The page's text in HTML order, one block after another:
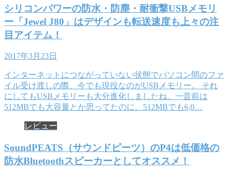
シリコンパワーの防水・防塵・耐衝撃USBメモリ
ー「Jewel J80」はデザインも転送速度も上々の注
目アイテム！
2017年3月23日
インターネットにつながっていない状態でパソコン間のファ
イル受け渡しの際、今でも現役なのがUSBメモリー。 それ
にしてもUSBメモリーも大分進化しましたね。一昔前は
512MBでも大容量とか思ってたのに。512MBでも6,0…
レビュー
SoundPEATS（サウンドピーツ）のP4は低価格の
防水Bluetoothスピーカーとしてオススメ！